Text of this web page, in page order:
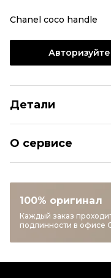
Chanel coco handle
Детали
Категория
Бренд
Модель
О сервисе
100% оригинал
Каждый заказ
подлинности в офисе